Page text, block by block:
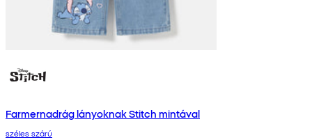
Farmernadrág lányoknak Stitch mintával
széles szárú